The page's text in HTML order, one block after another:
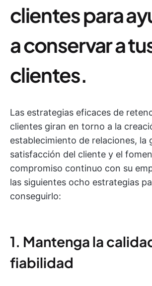
clientes para
a conservar a
clientes.
Las estrategias eficaces de
clientes giran en torno a la
establecimiento de relaciones, la
satisfacción del cliente y el
compromiso continuo con su
las siguientes ocho estrategias
conseguirlo:
1. Mantenga la
fiabilidad